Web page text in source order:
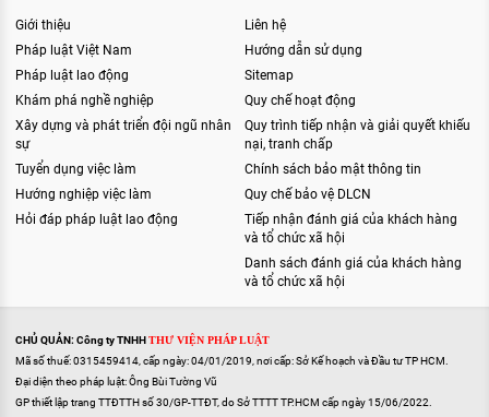
Giới thiệu
Pháp luật Việt Nam
Pháp luật lao động
Khám phá nghề nghiệp
Xây dựng và phát triển đội ngũ nhân
sự
Tuyển dụng việc làm
Hướng nghiệp việc làm
Hỏi đáp pháp luật lao động
Liên hệ
Hướng dẫn sử dụng
Sitemap
Quy chế hoạt động
Quy trình tiếp nhận và giải quyết khiếu
nại, tranh chấp
Chính sách bảo mật thông tin
Quy chế bảo vệ DLCN
Tiếp nhận đánh giá của khách hàng
và tổ chức xã hội
Danh sách đánh giá của khách hàng
và tổ chức xã hội
CHỦ QUẢN: Công ty TNHHTHƯ VIỆN PHÁP LUẬT
Mã số thuế: 0315459414, cấp ngày: 04/01/2019, nơi cấp: Sở Kế hoạch và Đầu tư TP HCM.
Đại diện theo pháp luật: Ông Bùi Tường Vũ
GP thiết lập trang TTĐTTH số 30/GP-TTĐT, do Sở TTTT TP.HCM cấp ngày 15/06/2022.